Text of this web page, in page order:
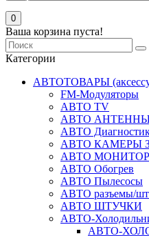
0
Ваша корзина пуста!
Категории
АВТОТОВАРЫ
FM-Модуляторы
АВТО TV
АВТО
АВТО
АВТО КАМЕРЫ
АВТО
АВТО Обогрев
АВТО Пылесосы
АВТО разъемы/
АВТО ШТУЧКИ
АВТО-
АВТО-